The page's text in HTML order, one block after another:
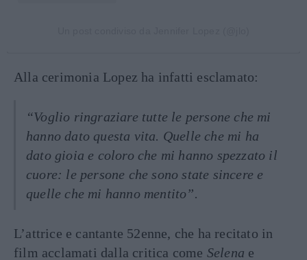
Alla cerimonia Lopez ha infatti esclamato:
“Voglio ringraziare tutte le persone che mi
hanno dato questa vita. Quelle che mi ha
dato gioia e coloro che mi hanno spezzato il
cuore: le persone che sono state sincere e
quelle che mi hanno mentito”.
L’attrice e cantante 52enne, che ha recitato in
film acclamati dalla critica come Selena e